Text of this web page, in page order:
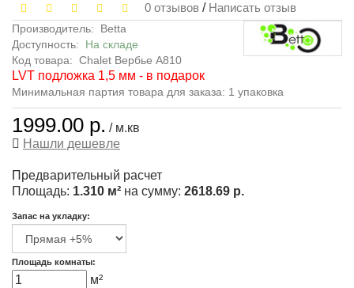
0 отзывов / Написать отзыв
Производитель:
Betta
Доступность: На складе
Код товара: Chalet Вербье А810
LVT подложка 1,5 мм - в подарок
Минимальная партия товара для заказа: 1 упаковка
1999.00 р. / м.кв
Нашли дешевле
Предварительный расчет
Площадь: 1.310 м² на сумму: 2618.69 р.
Запас на укладку:
Площадь комнаты:
м²